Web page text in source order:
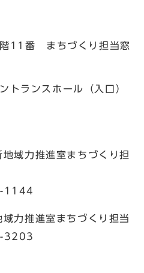
11番 まちづくり担当窓
ランスホール（入口）
域力推進室まちづくり担
1144
力推進室まちづくり担当
3203